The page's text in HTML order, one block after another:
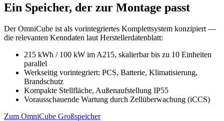
Ein Speicher, der zur Montage passt
Der OmniCube ist als vorintegriertes Komplettsystem konzipiert —
die relevanten Kenndaten laut Herstellerdatenblatt:
215 kWh / 100 kW im A215, skalierbar bis zu 10 Einheiten
parallel
Werkseitig vorintegriert: PCS, Batterie, Klimatisierung,
Brandschutz
Kompakte Stellfläche, Außenaufstellung IP55
Vorausschauende Wartung durch Zellüberwachung (iCCS)
Zum OmniCube Großspeicher